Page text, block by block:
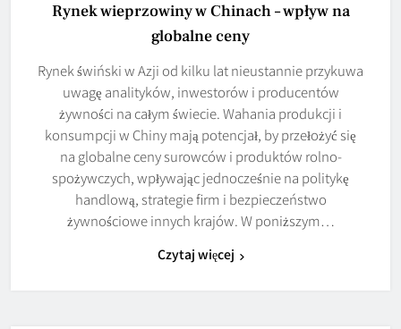
Rynek wieprzowiny w Chinach – wpływ na
globalne ceny
Rynek świński w Azji od kilku lat nieustannie przykuwa
uwagę analityków, inwestorów i producentów
żywności na całym świecie. Wahania produkcji i
konsumpcji w Chiny mają potencjał, by przełożyć się
na globalne ceny surowców i produktów rolno-
spożywczych, wpływając jednocześnie na politykę
handlową, strategie firm i bezpieczeństwo
żywnościowe innych krajów. W poniższym…
Czytaj więcej